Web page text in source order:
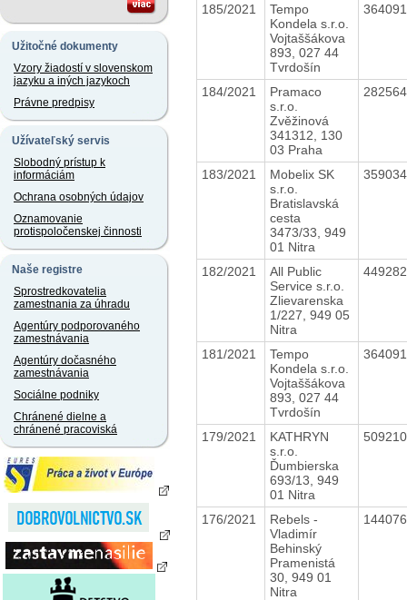
Užitočné dokumenty
Vzory žiadostí v slovenskom
jazyku a iných jazykoch
Právne predpisy
Užívateľský servis
Slobodný prístup k
informáciám
Ochrana osobných údajov
Oznamovanie
protispoločenskej činnosti
Naše registre
Sprostredkovatelia
zamestnania za úhradu
Agentúry podporovaného
zamestnávania
Agentúry dočasného
zamestnávania
Sociálne podniky
Chránené dielne a
chránené pracoviská
185/2021
Tempo
Kondela s.r.o.
Vojtaššákova
893, 027 44
Tvrdošín
184/2021
Pramaco
s.r.o.
Zvěžinová
341312, 130
03 Praha
183/2021
Mobelix SK
s.r.o.
Bratislavská
cesta
3473/33, 949
01 Nitra
182/2021
All Public
Service s.r.o.
Zlievarenska
1/227, 949 05
Nitra
181/2021
Tempo
Kondela s.r.o.
Vojtaššákova
893, 027 44
Tvrdošín
179/2021
KATHRYN
s.r.o.
Ďumbierska
693/13, 949
01 Nitra
176/2021
Rebels -
Vladimír
Behinský
Pramenistá
30, 949 01
Nitra